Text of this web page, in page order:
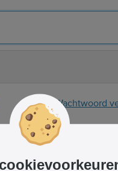
Wachtwoord
of